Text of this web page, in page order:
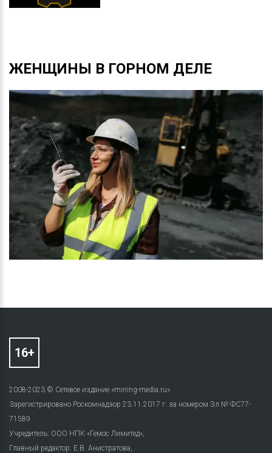
ЖЕНЩИНЫ В ГОРНОМ ДЕЛЕ
2008-2023 © Сетевое издание «mining-media.ru»
Зарегистрировано Роскомнадзор 23.11.2017 г. за номером Эл № ФС77-
71589
Учредитель: ООО НПК «Гемос Лимитед»,
Главный редактор: Е.В. Анистратова,